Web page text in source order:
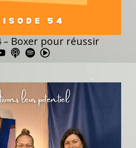
– Boxer pour réussir